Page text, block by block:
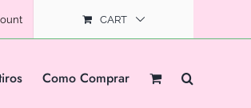
CART
Como Comprar